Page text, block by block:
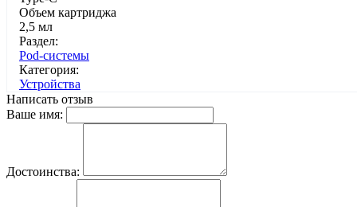
Объем картриджа
2,5 мл
Раздел:
Pod-системы
Категория:
Устройства
Написать отзыв
Ваше имя:
Достоинства: